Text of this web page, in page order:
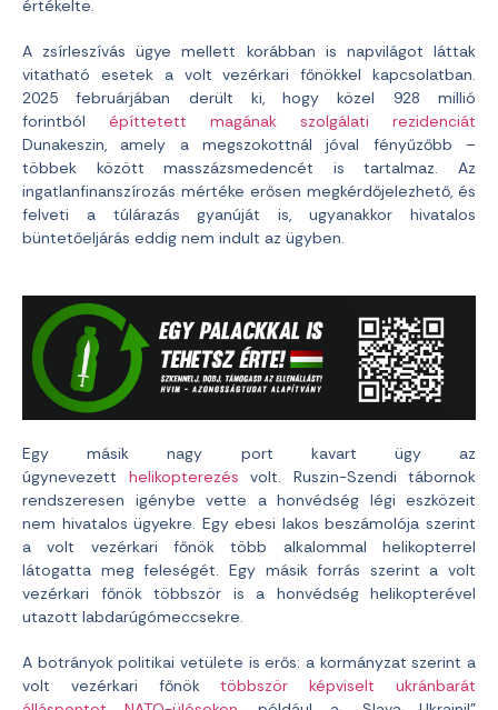
értékelte.
A zsírleszívás ügye mellett korábban is napvilágot láttak
vitatható esetek a volt vezérkari főnökkel kapcsolatban.
2025 februárjában derült ki, hogy közel 928 millió
forintból építtetett magának szolgálati rezidenciát
Dunakeszin, amely a megszokottnál jóval fényűzőbb –
többek között masszázsmedencét is tartalmaz. Az
ingatlanfinanszírozás mértéke erősen megkérdőjelezhető, és
felveti a túlárazás gyanúját is, ugyanakkor hivatalos
büntetőeljárás eddig nem indult az ügyben.
Egy másik nagy port kavart ügy az
úgynevezett helikopterezés volt. Ruszin-Szendi tábornok
rendszeresen igénybe vette a honvédség légi eszközeit
nem hivatalos ügyekre. Egy ebesi lakos beszámolója szerint
a volt vezérkari főnök több alkalommal helikopterrel
látogatta meg feleségét. Egy másik forrás szerint a volt
vezérkari főnök többször is a honvédség helikopterével
utazott labdarúgómeccsekre.
A botrányok politikai vetülete is erős: a kormányzat szerint a
volt vezérkari főnöktöbbször képviselt ukránbarát